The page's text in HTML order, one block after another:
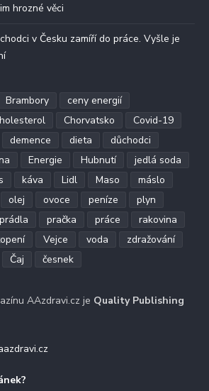
hrozné věci
v Česku zamíří do práce. Vyšle je
Brambory
ceny energií
Chorvatsko
Covid-19
demence dieta
důchodci
Energie Hubnutí
jedlá soda
káva Lidl Maso
máslo
olej ovoce peníze
plyn
pračka práce
rakovina
Vejce voda
zdražování
Čaj česnek
AAzdravi.cz je Quality Publishing